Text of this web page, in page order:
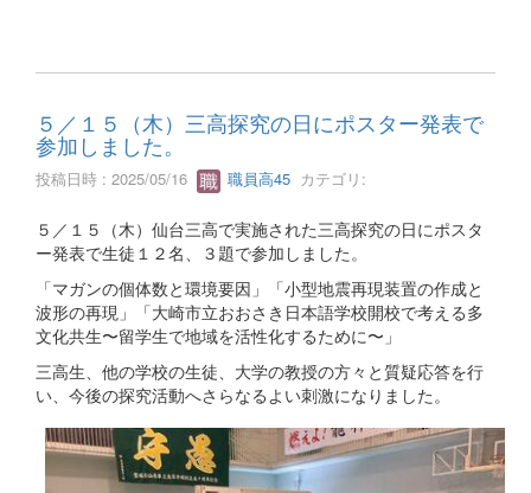
５／１５（木）三高探究の日にポスター発表で
参加しました。
投稿日時 : 2025/05/16 職員高45 カテゴリ:
５／１５（木）仙台三高で実施された三高探究の日にポスタ
ー発表で生徒１２名、３題で参加しました。
「マガンの個体数と環境要因」「小型地震再現装置の作成と
波形の再現」「大崎市立おおさき日本語学校開校で考える多
文化共生〜留学生で地域を活性化するために〜」
三高生、他の学校の生徒、大学の教授の方々と質疑応答を行
い、今後の探究活動へさらなるよい刺激になりました。